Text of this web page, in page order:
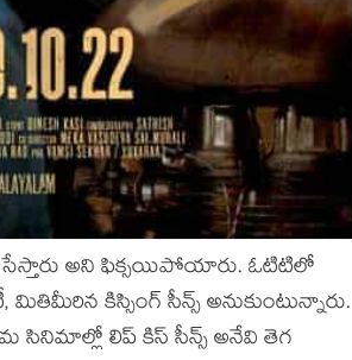
అని ఫిక్సయిపోయారు. ఓటిటిలో
మితిమీరిన కిస్సింగ్ సీన్స్ అనుకుంటున్నారు.
సినిమాల్లో లిప్ కిస్ సీన్స్ అనేవి తెగ